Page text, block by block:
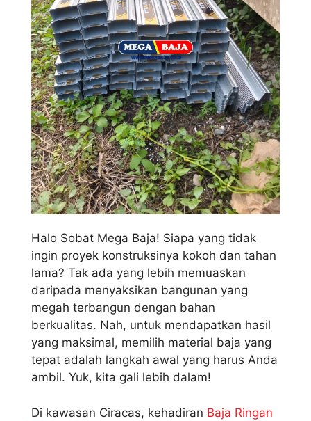
Halo Sobat Mega Baja! Siapa yang tidak
ingin proyek konstruksinya kokoh dan tahan
lama? Tak ada yang lebih memuaskan
daripada menyaksikan bangunan yang
megah terbangun dengan bahan
berkualitas. Nah, untuk mendapatkan hasil
yang maksimal, memilih material baja yang
tepat adalah langkah awal yang harus Anda
ambil. Yuk, kita gali lebih dalam!
Di kawasan Ciracas, kehadiran Baja Ringan